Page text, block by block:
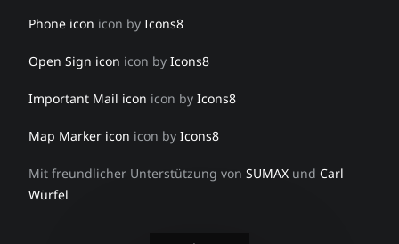
Phone icon icon byIcons8
Open Sign icon icon byIcons8
Important Mail icon icon byIcons8
Map Marker icon icon byIcons8
Mit freundlicher Unterstützung vonSUMAX undCarl
Würfel